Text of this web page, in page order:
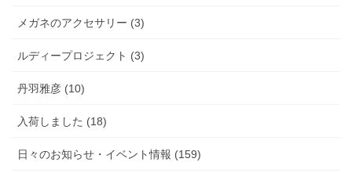
メガネのアクセサリー (3)
ルディープロジェクト (3)
丹羽雅彦 (10)
入荷しました (18)
日々のお知らせ・イベント情報 (159)